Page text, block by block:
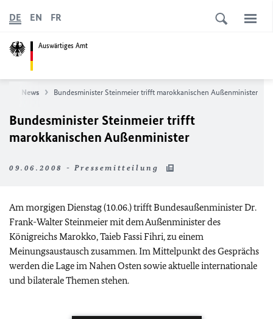
Auswärtiges Amt
DE EN FR
News Bundesminister Steinmeier trifft marokkanischen Außenminister
Bundesminister Steinmeier trifft
marokkanischen Außenminister
09.06.2008 - Pressemitteilung
Am morgigen Dienstag (10.06.) trifft Bundesaußenminister Dr.
Frank-Walter Steinmeier mit dem Außenminister des
Königreichs Marokko, Taieb Fassi Fihri, zu einem
Meinungsaustausch zusammen. Im Mittelpunkt des Gesprächs
werden die Lage im Nahen Osten sowie aktuelle internationale
und bilaterale Themen stehen.